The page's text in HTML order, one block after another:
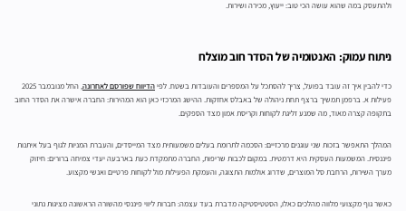
ולהתעסק במה שהוא עושה הכי טוב: ייעוץ, מכירה ושירות.
ניתוח עמוק: האנטומיה של הסדר חוב מוצלח
כדי להבין איך זה עובד בפועל, צריך להסתכל על המספרים והעובדות בשטח. לפיהדיווח שפורסם לאחרונה
, החל מנובמבר 2025
פעילות א. ברפמן תמשיך ברצף תחת ניהולה של באבלס אחזקות. ההישג המרכזי כאן הוא המהירות: החברה אישרה את הסדר החוב
בתקופה קצרה מאוד, מה שמנע זליגת לקוחות וקריסת אמון מצד הספקים.
המהלך התאפשר בזכות שני עוגנים מרכזיים: הסכמה לתרומת בעלים משמעותית מצד המייסדים, והעברת המניות לגוף בעל איתנות
פיננסית. המשמעות העסקית היא דרמטית. במקום לכבות שריפות, החברה מתמקדת כעת בארבעה יעדי צמיחה ברורים: חיזוק
מערך השירות, הרחבת סל המוצרים, שדרוג אולמות התצוגה, והעמקת הפעילות מול לקוחות פרטיים ואנשי מקצוע.
כאשר גוף מקצועי מלווה מהלכים כאלו, הסטטיסטיקה מדברת בעד עצמה: חברות ליווי פיננסי מהשורה הראשונה מציגות נתוני